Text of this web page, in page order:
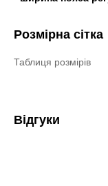
Розмірна сітка
Таблиця розмірів
Відгуки